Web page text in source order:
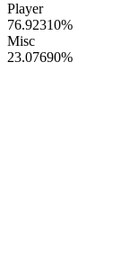
Player
76.92310%
Misc
23.07690%